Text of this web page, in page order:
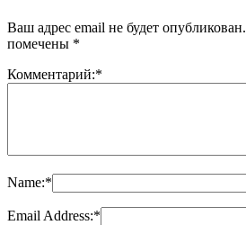
Ваш адрес email не будет опубликован.
помечены *
Комментарий:*
Name:*
Email Address:*